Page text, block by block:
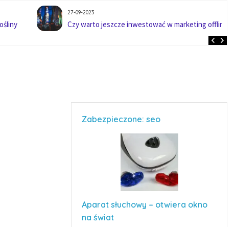
27-09-2023
Czy warto jeszcze inwestować w marketing offline?
Zabezpieczone: seo
Aparat słuchowy – otwiera okno
na świat